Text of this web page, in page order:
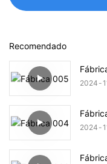
Recomendado
2024
2024